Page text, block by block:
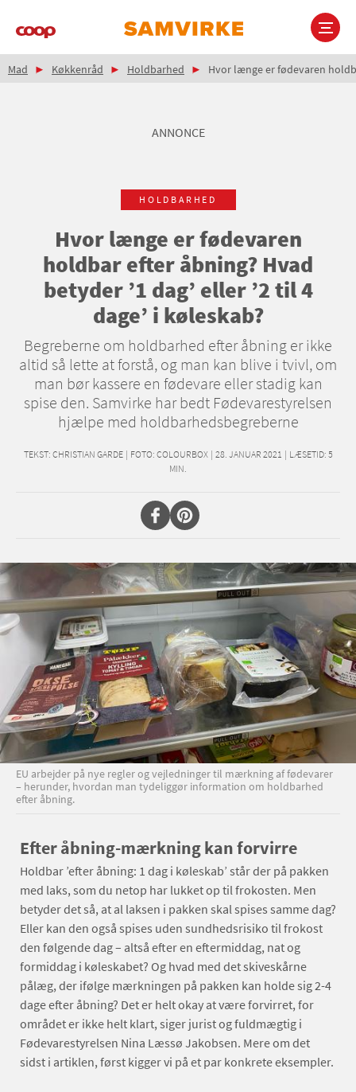
Main
Brødkrumme
Mad Køkkenråd Holdbarhed Hvor længe er fødevaren
ANNONCE
HOLDBARHED
Hvor længe er fødevaren
holdbar efter åbning? Hvad
betyder ’1 dag’ eller ’2 til 4
dage’ i køleskab?
Begreberne om holdbarhed efter åbning er ikke
altid så lette at forstå, og man kan blive i tvivl, om
man bør kassere en fødevare eller stadig kan
spise den. Samvirke har bedt Fødevarestyrelsen
hjælpe med holdbarhedsbegreberne
TEKST: CHRISTIAN GARDE | FOTO: COLOURBOX | 28. JANUAR 2021 | LÆSETID: 5
MIN.
EU arbejder på nye regler og vejledninger til mærkning af fødevarer
– herunder, hvordan man tydeliggør information om holdbarhed
efter åbning.
Efter åbning-mærkning kan forvirre
Holdbar ’efter åbning: 1 dag i køleskab’ står der på pakken
med laks, som du netop har lukket op til frokosten. Men
betyder det så, at al laksen i pakken skal spises samme dag?
Eller kan den også spises uden sundhedsrisiko til frokost
den følgende dag – altså efter en eftermiddag, nat og
formiddag i køleskabet? Og hvad med det skiveskårne
pålæg, der ifølge mærkningen på pakken kan holde sig 2-4
dage efter åbning? Det er helt okay at være forvirret, for
området er ikke helt klart, siger jurist og fuldmægtig i
Fødevarestyrelsen Nina Læssø Jakobsen. Mere om det
sidst i artiklen, først kigger vi på et par konkrete eksempler.